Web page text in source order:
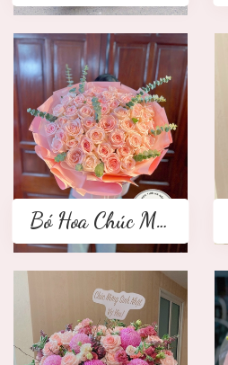
Bó Hoa Chúc Mừng